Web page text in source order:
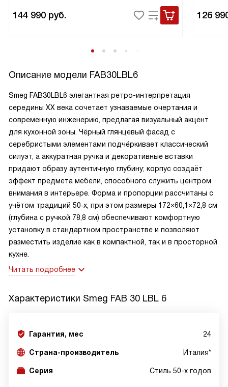
144 990 руб. 126
Описание модели FAB30LBL6
Smeg FAB30LBL6 элегантная ретро-интерпретация
середины XX века сочетает узнаваемые очертания и
современную инженерию, предлагая визуальный акцент
для кухонной зоны. Чёрный глянцевый фасад с
серебристыми элементами подчёркивает классический
силуэт, а аккуратная ручка и декоративные вставки
придают образу аутентичную глубину; корпус создаёт
эффект предмета мебели, способного служить центром
внимания в интерьере. Форма и пропорции рассчитаны с
учётом традиций 50‑х, при этом размеры 172×60,1×72,8 см
(глубина с ручкой 78,8 см) обеспечивают комфортную
установку в стандартном пространстве и позволяют
разместить изделие как в компактной, так и в просторной
кухне.
Читать подробнее
Характеристики Smeg FAB 30 LBL 6
Гарантия, мес 24
Страна-производитель Италия*
Серия Стиль 50-х годов